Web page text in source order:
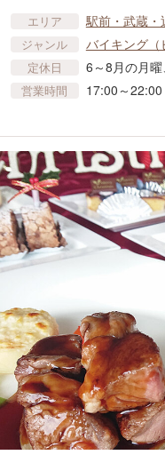
エリア 駅前・武蔵・
ジャンル バイキング（
定休日 6～8月の月
営業時間 17:00～